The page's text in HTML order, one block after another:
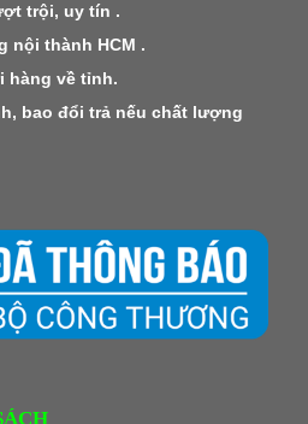
trội, uy tín .
nội thành HCM .
hàng về tỉnh.
bao đổi trả nếu chất lượng